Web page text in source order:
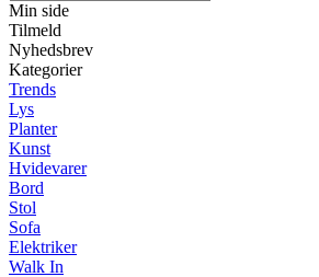
Min side
Tilmeld
Nyhedsbrev
Kategorier
Trends
Lys
Planter
Kunst
Hvidevarer
Bord
Stol
Sofa
Elektriker
Walk In